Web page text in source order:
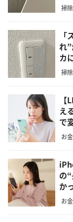
掃
れ
カ
掃
え
で
お
の
か
お